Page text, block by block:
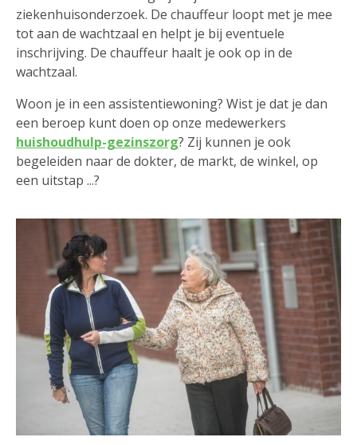
ziekenhuisonderzoek. De chauffeur loopt met je mee
tot aan de wachtzaal en helpt je bij eventuele
inschrijving. De chauffeur haalt je ook op in de
wachtzaal.
Woon je in een assistentiewoning? Wist je dat je dan
een beroep kunt doen op onze medewerkers
huishoudhulp-gezinszorg? Zij kunnen je ook
begeleiden naar de dokter, de markt, de winkel, op
een uitstap ...?